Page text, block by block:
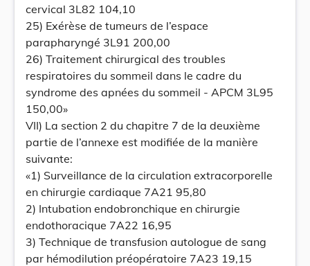
cervical 3L82 104,10
25) Exérèse de tumeurs de l’espace
parapharyngé 3L91 200,00
26) Traitement chirurgical des troubles
respiratoires du sommeil dans le cadre du
syndrome des apnées du sommeil - APCM 3L95
150,00»
VII) La section 2 du chapitre 7 de la deuxième
partie de l’annexe est modifiée de la manière
suivante:
«1) Surveillance de la circulation extracorporelle
en chirurgie cardiaque 7A21 95,80
2) Intubation endobronchique en chirurgie
endothoracique 7A22 16,95
3) Technique de transfusion autologue de sang
par hémodilution préopératoire 7A23 19,15